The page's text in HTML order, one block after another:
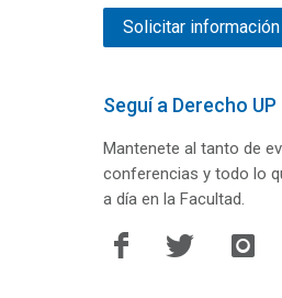
Solicitar información
Seguí a Derecho UP
Mantenete al tanto de
conferencias y todo lo
a día en la Facultad.